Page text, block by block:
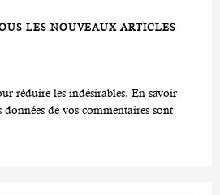
LES NOUVEAUX ARTICLES
réduire les indésirables. En savoir
de vos commentaires sont